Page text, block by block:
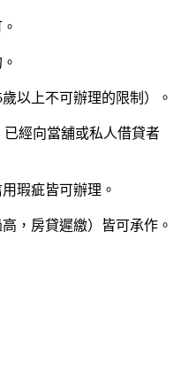
以上不可辦理的限制）。
經向當舖或私人借貸者
瑕疵皆可辦理。
，房貸遲繳）皆可承作。